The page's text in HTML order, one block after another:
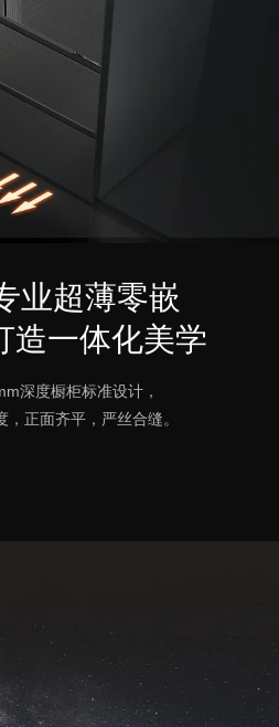
业超薄零嵌
造一体化美学
深度橱柜标准设计，
，正面齐平，严丝合缝。